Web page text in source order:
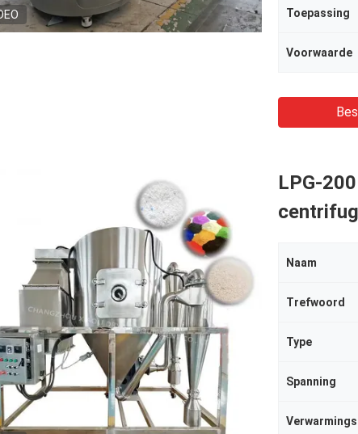
Toepassing
Voorwaarde
LPG-
Naam
Trefwoord
Type
Spanning